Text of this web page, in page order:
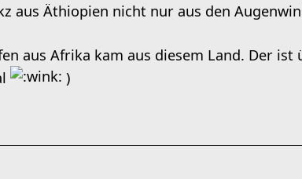
aus Äthiopien nicht nur aus den
aus Afrika kam aus diesem Land. Der ist
)